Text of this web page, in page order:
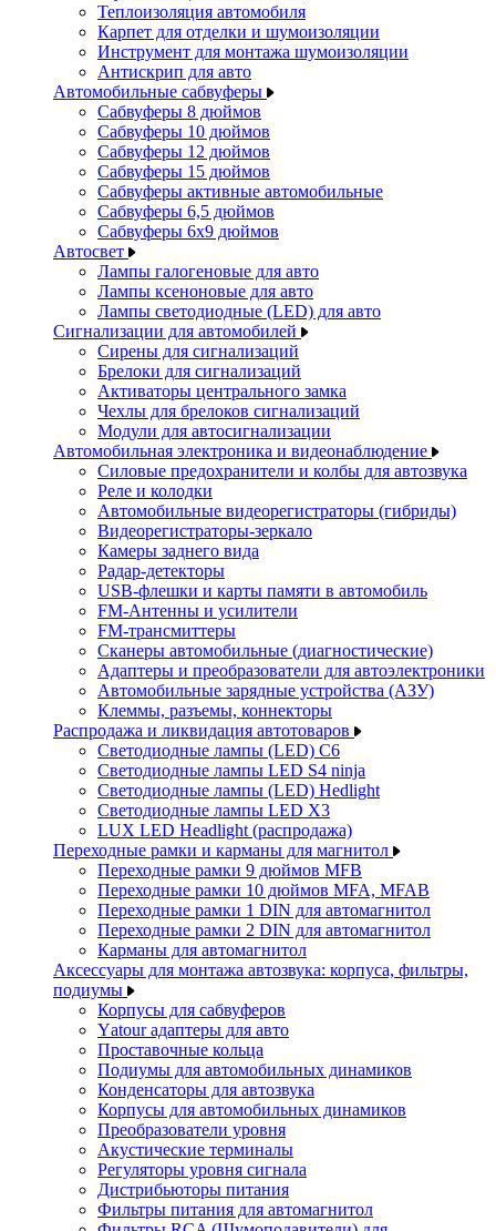
Теплоизоляция автомобиля
Карпет для отделки и шумоизоляции
Инструмент для монтажа шумоизоляции
Антискрип для авто
Автомобильные сабвуферы
Сабвуферы 8 дюймов
Сабвуферы 10 дюймов
Сабвуферы 12 дюймов
Сабвуферы 15 дюймов
Сабвуферы активные автомобильные
Сабвуферы 6,5 дюймов
Сабвуферы 6x9 дюймов
Автосвет
Лампы галогеновые для авто
Лампы ксеноновые для авто
Лампы светодиодные (LED) для авто
Сигнализации для автомобилей
Сирены для сигнализаций
Брелоки для сигнализаций
Активаторы центрального замка
Чехлы для брелоков сигнализаций
Модули для автосигнализации
Автомобильная электроника и видеонаблюдение
Силовые предохранители и колбы для автозвука
Реле и колодки
Автомобильные видеорегистраторы (гибриды)
Видеорегистраторы-зеркало
Камеры заднего вида
Радар-детекторы
USB-флешки и карты памяти в автомобиль
FM-Антенны и усилители
FM-трансмиттеры
Сканеры автомобильные (диагностические)
Адаптеры и преобразователи для автоэлектроники
Автомобильные зарядные устройства (АЗУ)
Клеммы, разъемы, коннекторы
Распродажа и ликвидация автотоваров
Светодиодные лампы (LED) C6
Светодиодные лампы LED S4 ninja
Светодиодные лампы (LED) Hedlight
Светодиодные лампы LED X3
LUX LED Headlight (распродажа)
Переходные рамки и карманы для магнитол
Переходные рамки 9 дюймов MFB
Переходные рамки 10 дюймов MFA, MFAB
Переходные рамки 1 DIN для автомагнитол
Переходные рамки 2 DIN для автомагнитол
Карманы для автомагнитол
Аксессуары для монтажа автозвука: корпуса, фильтры,
подиумы
Корпусы для сабвуферов
Yаtour адаптеры для авто
Проставочные кольца
Подиумы для автомобильных динамиков
Конденсаторы для автозвука
Корпусы для автомобильных динамиков
Преобразователи уровня
Акустические терминалы
Регуляторы уровня сигнала
Дистрибьюторы питания
Фильтры питания для автомагнитол